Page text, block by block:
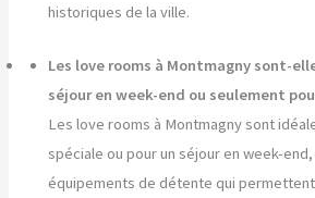
historiques de la ville.
Les love rooms à Montmagny sont-
séjour en week-end ou seulement
Les love rooms à Montmagny sont
spéciale ou pour un séjour en week-
équipements de détente qui